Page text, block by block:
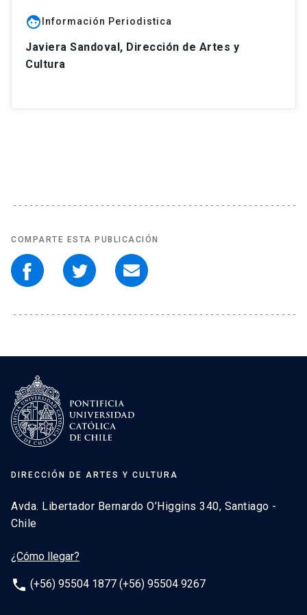
face Información Periodistica
Javiera Sandoval, Dirección de Artes y
Cultura
COMPARTE ESTA PUBLICACIÓN
DIRECCIÓN DE ARTES Y CULTURA
Avda. Libertador Bernardo O’Higgins 340, Santiago -
Chile
¿Cómo llegar?
phone (+56) 95504 1877 (+56) 95504 9267